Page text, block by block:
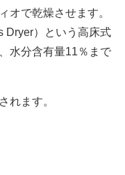
オで乾燥させます。
Dryer）という高床式
水分含有量11％まで
れます。